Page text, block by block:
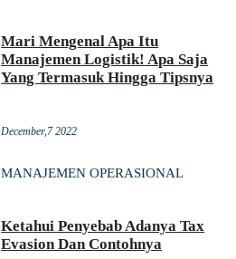
Mari Mengenal Apa Itu
Manajemen Logistik! Apa Saja
Yang Termasuk Hingga Tipsnya
December,7 2022
MANAJEMEN OPERASIONAL
Ketahui Penyebab Adanya Tax
Evasion Dan Contohnya